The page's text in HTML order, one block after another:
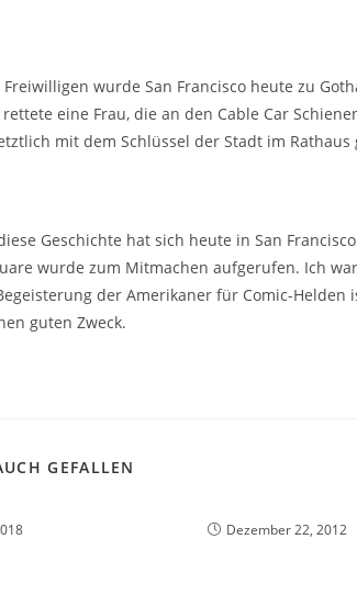
wurde San Francisco heute zu
eine Frau, die an den Cable Car
mit dem Schlüssel der Stadt im Rathaus
Geschichte hat sich heute in San
wurde zum Mitmachen aufgerufen. Ich
der Amerikaner für Comic-
guten Zweck.
GEFALLEN
Dezember 22, 2012